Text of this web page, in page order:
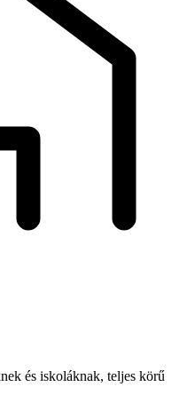
és iskoláknak, teljes körű